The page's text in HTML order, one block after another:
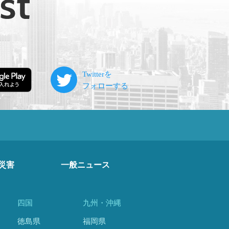
害 一般ニュース
四国
徳島県
九州・沖縄
福岡県